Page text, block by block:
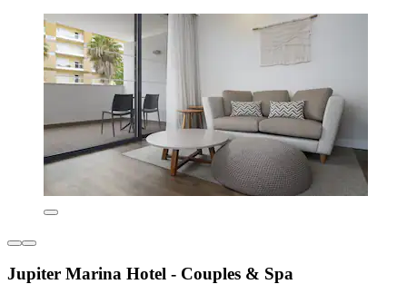
Jupiter Marina Hotel - Couples & Spa